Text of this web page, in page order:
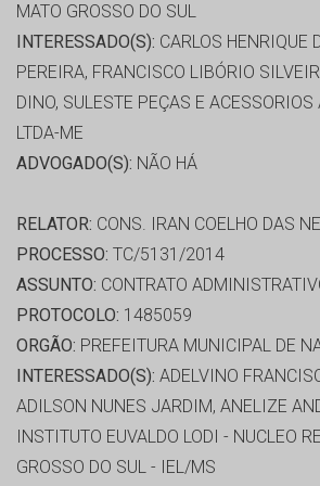
MATO GROSSO DO SUL
INTERESSADO(S): CARLOS HENRIQUE
PEREIRA, FRANCISCO LIBÓRIO
DINO, SULESTE PEÇAS E
LTDA-ME
ADVOGADO(S): NÃO HÁ
RELATOR: CONS. IRAN COELHO DAS
PROCESSO: TC/5131/2014
ASSUNTO: CONTRATO
PROTOCOLO: 1485059
ORGÃO: PREFEITURA MUNICIPAL DE
INTERESSADO(S): ADELVINO
ADILSON NUNES JARDIM, ANELIZE
INSTITUTO EUVALDO LODI - NUCLEO
GROSSO DO SUL - IEL/MS